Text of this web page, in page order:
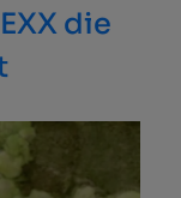
die